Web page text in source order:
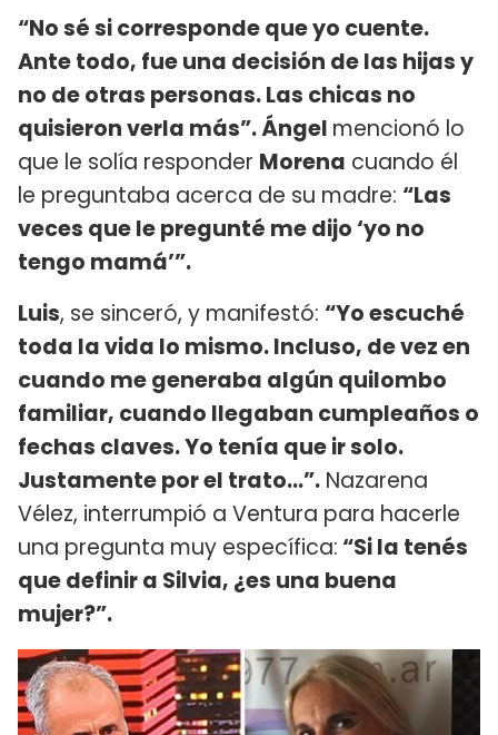
“No sé si corresponde que yo cuente.
Ante todo, fue una decisión de las hijas y
no de otras personas. Las chicas no
quisieron verla más”. Ángel mencionó lo
que le solía responder Morena cuando él
le preguntaba acerca de su madre: “Las
veces que le pregunté me dijo ‘yo no
tengo mamá’”.
Luis, se sinceró, y manifestó: “Yo escuché
toda la vida lo mismo. Incluso, de vez en
cuando me generaba algún quilombo
familiar, cuando llegaban cumpleaños o
fechas claves. Yo tenía que ir solo.
Justamente por el trato…”. Nazarena
Vélez, interrumpió a Ventura para hacerle
una pregunta muy específica: “Si la tenés
que definir a Silvia, ¿es una buena
mujer?”.